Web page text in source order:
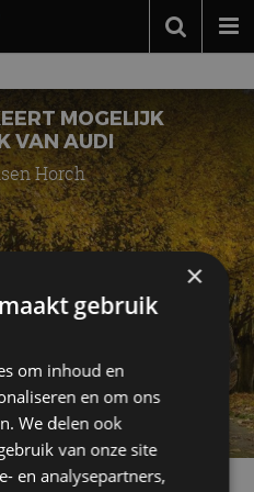
MOGELIJK
VAN AUDI
Horch
×
gebruik
om inhoud en
en om ons
We delen ook
van onze site
en analysepartners,